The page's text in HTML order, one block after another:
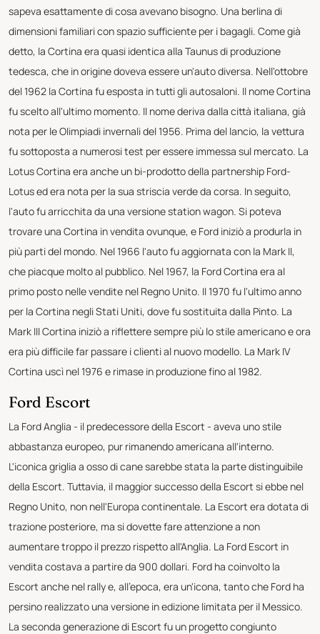
sapeva esattamente di cosa avevano bisogno. Una berlina di
dimensioni familiari con spazio sufficiente per i bagagli. Come già
detto, la Cortina era quasi identica alla Taunus di produzione
tedesca, che in origine doveva essere un'auto diversa. Nell'ottobre
del 1962 la Cortina fu esposta in tutti gli autosaloni. Il nome Cortina
fu scelto all'ultimo momento. Il nome deriva dalla città italiana, già
nota per le Olimpiadi invernali del 1956. Prima del lancio, la vettura
fu sottoposta a numerosi test per essere immessa sul mercato. La
Lotus Cortina era anche un bi-prodotto della partnership Ford-
Lotus ed era nota per la sua striscia verde da corsa. In seguito,
l'auto fu arricchita da una versione station wagon. Si poteva
trovare una Cortina in vendita ovunque, e Ford iniziò a produrla in
più parti del mondo. Nel 1966 l'auto fu aggiornata con la Mark II,
che piacque molto al pubblico. Nel 1967, la Ford Cortina era al
primo posto nelle vendite nel Regno Unito. Il 1970 fu l'ultimo anno
per la Cortina negli Stati Uniti, dove fu sostituita dalla Pinto. La
Mark III Cortina iniziò a riflettere sempre più lo stile americano e ora
era più difficile far passare i clienti al nuovo modello. La Mark IV
Cortina uscì nel 1976 e rimase in produzione fino al 1982.
Ford Escort
La Ford Anglia - il predecessore della Escort - aveva uno stile
abbastanza europeo, pur rimanendo americana all'interno.
L'iconica griglia a osso di cane sarebbe stata la parte distinguibile
della Escort. Tuttavia, il maggior successo della Escort si ebbe nel
Regno Unito, non nell'Europa continentale. La Escort era dotata di
trazione posteriore, ma si dovette fare attenzione a non
aumentare troppo il prezzo rispetto all'Anglia. La Ford Escort in
vendita costava a partire da 900 dollari. Ford ha coinvolto la
Escort anche nel rally e, all'epoca, era un'icona, tanto che Ford ha
persino realizzato una versione in edizione limitata per il Messico.
La seconda generazione di Escort fu un progetto congiunto